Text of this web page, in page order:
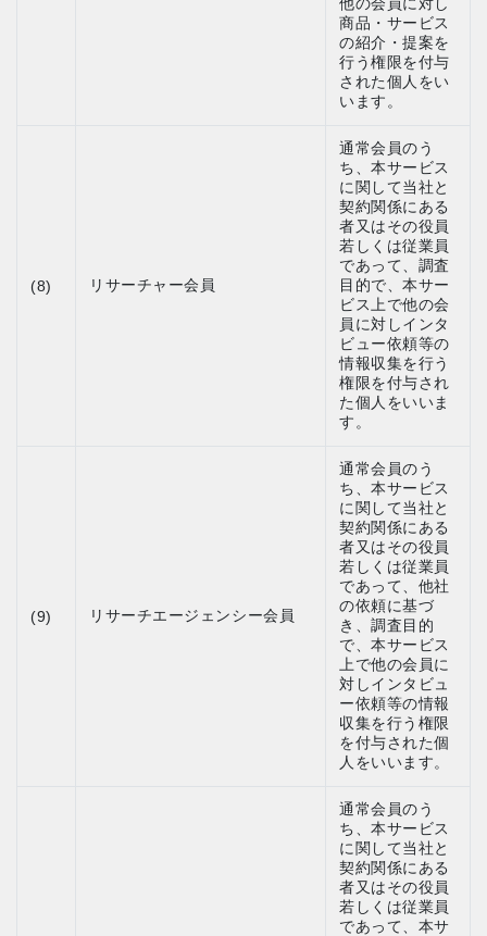
商品・サービス
の紹介・提案を
行う権限を付与
された個人をい
います。
(8) リサーチャー会員
通常会員のう
ち、本サービス
に関して当社と
契約関係にある
者又はその役員
若しくは従業員
であって、調査
目的で、本サー
ビス上で他の会
員に対しインタ
ビュー依頼等の
情報収集を行う
権限を付与され
た個人をいいま
す。
(9) リサーチエージェンシー会員
通常会員のう
ち、本サービス
に関して当社と
契約関係にある
者又はその役員
若しくは従業員
であって、他社
の依頼に基づ
き、調査目的
で、本サービス
上で他の会員に
対しインタビュ
ー依頼等の情報
収集を行う権限
を付与された個
人をいいます。
通常会員のう
ち、本サービス
に関して当社と
契約関係にある
者又はその役員
若しくは従業員
であって、本サ